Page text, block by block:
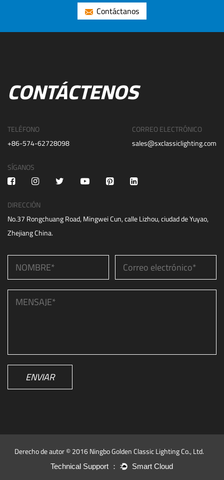
Contáctanos
CONTÁCTENOS
TELÉFONO
+86-574-62728098
CORREO ELECTRÓNICO
sales@sxclassiclighting.com
SÍGANOS
DIRECCIÓN
No.37 Rongchuang Road, Mingwei Cun, calle Lizhou, ciudad de Yuyao,
Zhejiang China.
ENVIAR
Derecho de autor © 2016 Ningbo Golden Classic Lighting Co., Ltd.